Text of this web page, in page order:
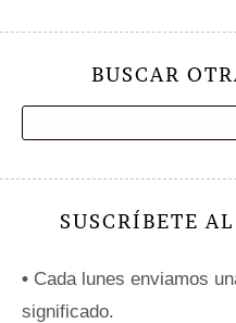
BUSCAR
SUSCRÍBETE
• Cada lunes enviamos
significado.